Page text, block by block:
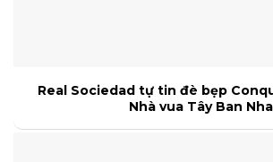
Real Sociedad tự tin đè bẹp
Nhà vua Tây Ban Nha